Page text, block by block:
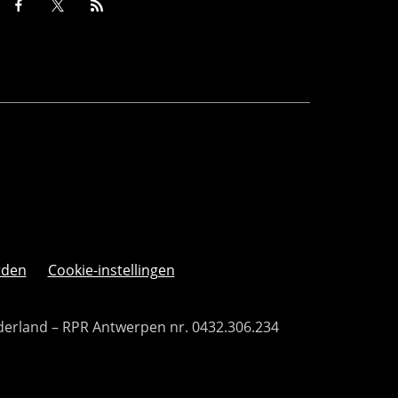
Cookie-instellingen
– RPR Antwerpen nr. 0432.306.234